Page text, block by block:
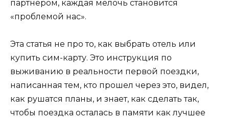
партнером, каждая мелочь становится
«проблемой нас».
Эта статья не про то, как выбрать отель или
купить сим-карту. Это инструкция по
выживанию в реальности первой поездки,
написанная тем, кто прошел через это, видел,
как рушатся планы, и знает, как сделать так,
чтобы поездка осталась в памяти как лучшее